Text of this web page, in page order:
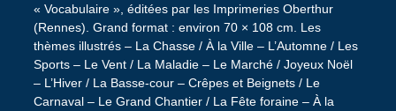
« Vocabulaire », éditées par les Imprimeries Oberthur
(Rennes). Grand format : environ 70 × 108 cm. Les
thèmes illustrés – La Chasse / À la Ville – L’Automne / Les
Sports – Le Vent / La Maladie – Le Marché / Joyeux Noël
– L’Hiver / La Basse-cour – Crêpes et Beignets / Le
Carnaval – Le Grand Chantier / La Fête foraine – À la